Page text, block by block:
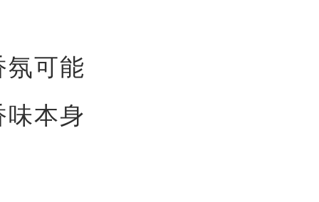
可能
本身